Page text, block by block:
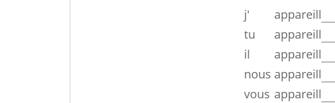
j'
appareill
tu
appareill
il
appareill
nous appareill
vous appareill